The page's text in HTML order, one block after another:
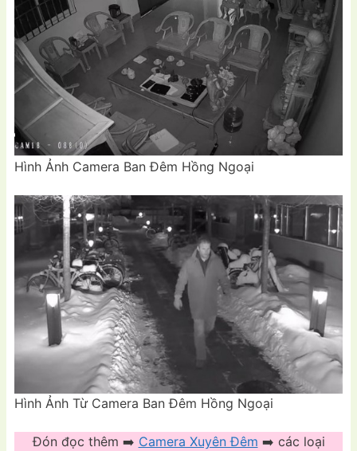
Hình Ảnh Camera Ban Đêm Hồng Ngoại
Hình Ảnh Từ Camera Ban Đêm Hồng Ngoại
Đón đọc thêm ➡️ Camera Xuyên Đêm ➡️ các loại